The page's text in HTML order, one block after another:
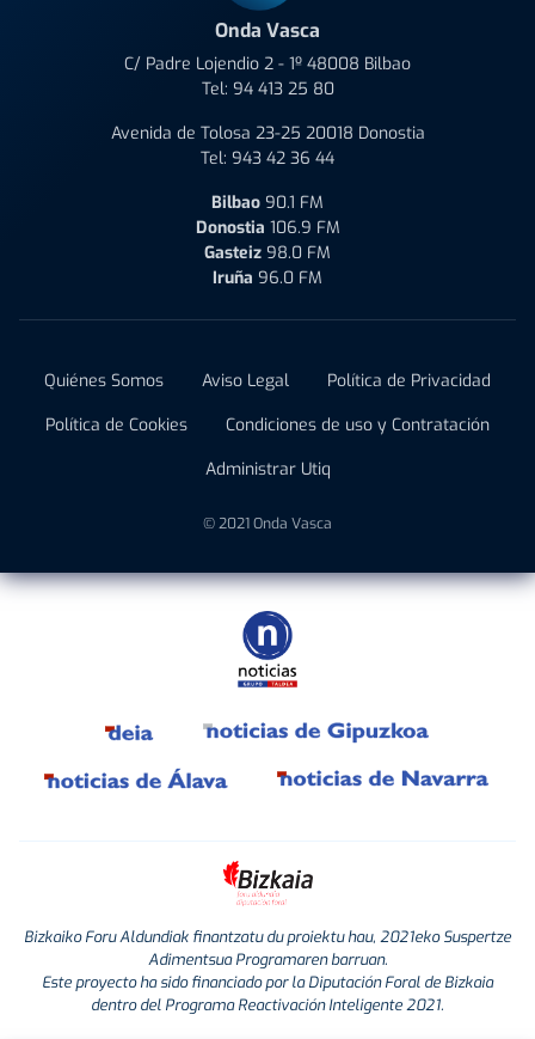
Onda Vasca
C/ Padre Lojendio 2 - 1º 48008 Bilbao
Tel: 94 413 25 80
Avenida de Tolosa 23-25 20018 Donostia
Tel: 943 42 36 44
Bilbao 90.1 FM
Donostia 106.9 FM
Gasteiz 98.0 FM
Iruña 96.0 FM
Quiénes Somos Aviso Legal
Política de Privacidad
Política de Cookies
Condiciones de uso y Contratación
Administrar Utiq
© 2021 Onda Vasca
Bizkaiko Foru Aldundiak finantzatu du proiektu hau, 2021eko Suspertze
Adimentsua Programaren barruan.
Este proyecto ha sido financiado por la Diputación Foral de Bizkaia
dentro del Programa Reactivación Inteligente 2021.